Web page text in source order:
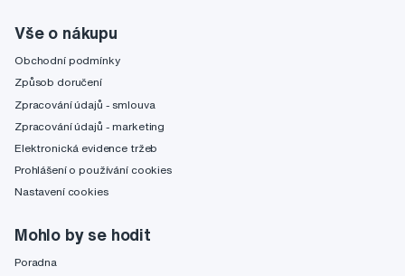
Vše o nákupu
Obchodní podmínky
Způsob doručení
Zpracování údajů - smlouva
Zpracování údajů - marketing
Elektronická evidence tržeb
Prohlášení o používání cookies
Nastavení cookies
Mohlo by se hodit
Poradna